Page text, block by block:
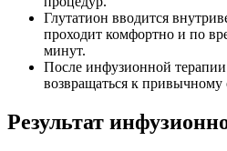
Глутатион вводится
проходит комфортно и по
минут.
После инфузионной
возвращаться к привычному
Результат